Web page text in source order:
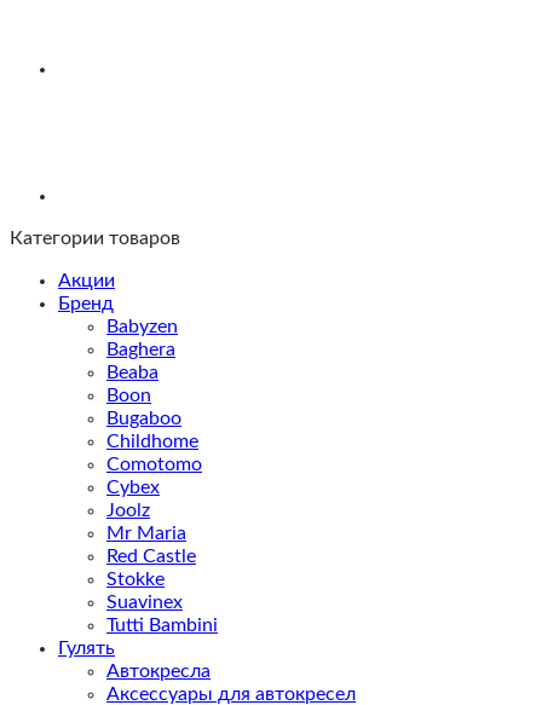
Категории товаров
Акции
Бренд
Babyzen
Baghera
Beaba
Boon
Bugaboo
Childhome
Comotomo
Cybex
Joolz
Mr Maria
Red Castle
Stokke
Suavinex
Tutti Bambini
Гулять
Автокресла
Аксессуары для автокресел